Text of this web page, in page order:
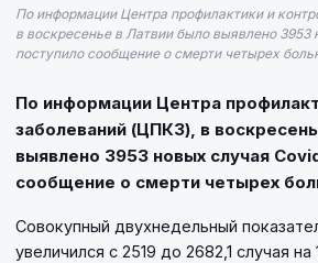
По информации Центра профилактики и
в воскресенье в Латвии было выявлено 3953
поступило сообщение о смерти четырех
По информации Центра
заболеваний (ЦПКЗ), в
выявлено 3953 новых случая
сообщение о смерти четырех
Совокупный двухнедельный
увеличился с 2519 до 2682,1 случая